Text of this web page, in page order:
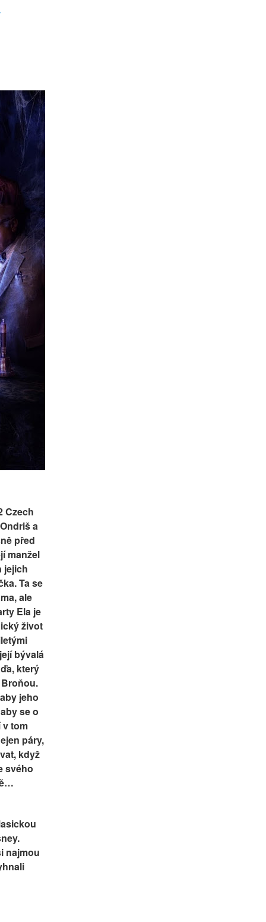
Czech
a
před
manžel
jejich
Ta se
ale
Ela je
život
bývalá
který
jeho
se o
v tom
páry,
když
svého
najmou